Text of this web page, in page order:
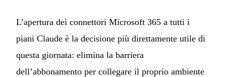
L’apertura dei connettori Microsoft 365 a tutti i
piani Claude è la decisione più direttamente utile di
questa giornata: elimina la barriera
dell’abbonamento per collegare il proprio ambiente